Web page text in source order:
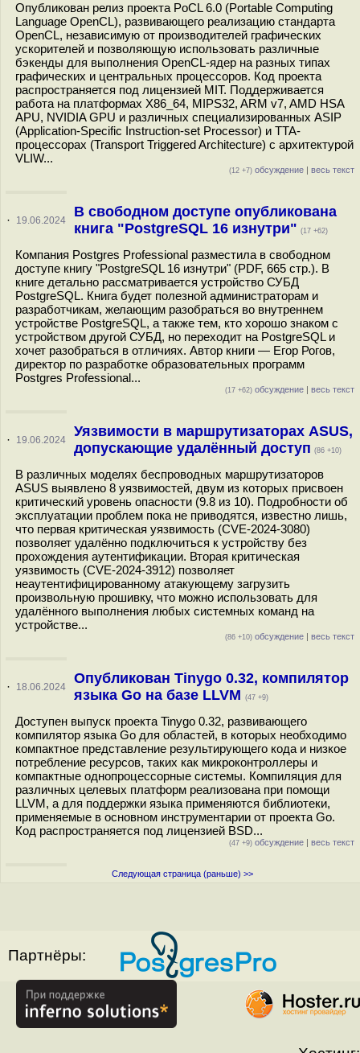
Опубликован релиз проекта PoCL 6.0 (Portable Computing
Language OpenCL), развивающего реализацию стандарта
OpenCL, независимую от производителей графических
ускорителей и позволяющую использовать различные
бэкенды для выполнения OpenCL-ядер на разных типах
графических и центральных процессоров. Код проекта
распространяется под лицензией MIT. Поддерживается
работа на платформах X86_64, MIPS32, ARM v7, AMD HSA
APU, NVIDIA GPU и различных специализированных ASIP
(Application-Specific Instruction-set Processor) и TTA-
процессорах (Transport Triggered Architecture) c архитектурой
VLIW...
(12 +7) обсуждение | весь текст
· 19.06.2024
В свободном доступе опубликована
книга "PostgreSQL 16 изнутри" (17 +62)
Компания Postgres Professional разместила в свободном
доступе книгу "PostgreSQL 16 изнутри" (PDF, 665 стр.). В
книге детально рассматривается устройство СУБД
PostgreSQL. Книга будет полезной администраторам и
разработчикам, желающим разобраться во внутреннем
устройстве PostgreSQL, а также тем, кто хорошо знаком с
устройством другой СУБД, но переходит на PostgreSQL и
хочет разобраться в отличиях. Автор книги — Егор Рогов,
директор по разработке образовательных программ
Postgres Professional...
(17 +62) обсуждение | весь текст
· 19.06.2024
Уязвимости в маршрутизаторах ASUS,
допускающие удалённый доступ (86 +10)
В различных моделях беспроводных маршрутизаторов
ASUS выявлено 8 уязвимостей, двум из которых присвоен
критический уровень опасности (9.8 из 10). Подробности об
эксплуатации проблем пока не приводятся, известно лишь,
что первая критическая уязвимость (CVE-2024-3080)
позволяет удалённо подключиться к устройству без
прохождения аутентификации. Вторая критическая
уязвимость (CVE-2024-3912) позволяет
неаутентифицированному атакующему загрузить
произвольную прошивку, что можно использовать для
удалённого выполнения любых cистемных команд на
устройстве...
(86 +10) обсуждение | весь текст
· 18.06.2024
Опубликован Tinygo 0.32, компилятор
языка Go на базе LLVM (47 +9)
Доступен выпуск проекта Tinygo 0.32, развивающего
компилятор языка Go для областей, в которых необходимо
компактное представление результирующего кода и низкое
потребление ресурсов, таких как микроконтроллеры и
компактные однопроцессорные системы. Компиляция для
различных целевых платформ реализована при помощи
LLVM, а для поддержки языка применяются библиотеки,
применяемые в основном инструментарии от проекта Go.
Код распространяется под лицензией BSD...
(47 +9) обсуждение | весь текст
Следующая страница (раньше) >>
Партнёры: